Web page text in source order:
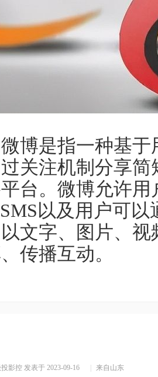
博是指一种基
关注机制分享
台。微博允许用
以及用户可以
文字、图片、
传播互动。
影控 发表于 2023-09-16 来自山东